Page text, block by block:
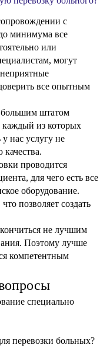
компетентным
специально
перевозки больных?
перевозки
до нужного места,
с плановой
дней
давления и
объяснить, насколько
будет организовано.
в том числе
остального. Нужно
числе паспорт,
место в квартире или